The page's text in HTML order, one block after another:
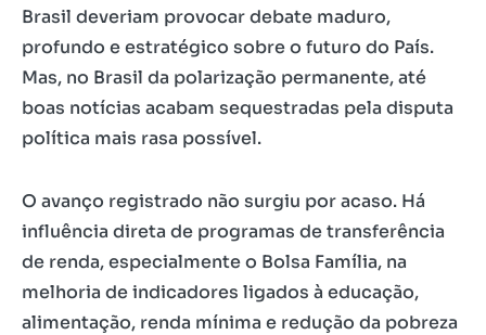
Brasil deveriam provocar debate maduro,
profundo e estratégico sobre o futuro do País.
Mas, no Brasil da polarização permanente, até
boas notícias acabam sequestradas pela disputa
política mais rasa possível.
O avanço registrado não surgiu por acaso. Há
influência direta de programas de transferência
de renda, especialmente o Bolsa Família, na
melhoria de indicadores ligados à educação,
alimentação, renda mínima e redução da pobreza